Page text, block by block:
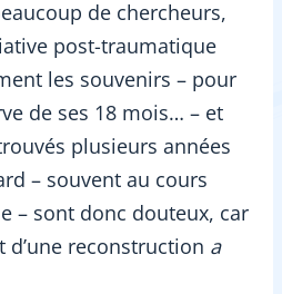
de chercheurs,
post-traumatique
les souvenirs – pour
de ses 18 mois… – et
plusieurs années
– souvent au cours
– sont donc douteux, car
reconstruction a